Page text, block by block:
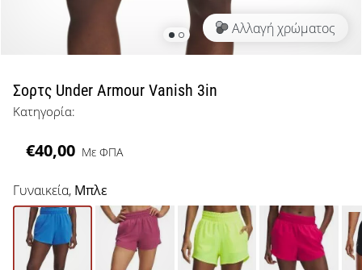
μπάσκετ
μπάσκετ
όπως
εμείς;
μαζί
ως
πρεσβευτής
της
μάρκας
μας.
Αλλαγή χρώματος
Σορτς Under Armour Vanish 3in
Κατηγορία:
€40,00 Με ΦΠΑ
Γυναικεία, Μπλε